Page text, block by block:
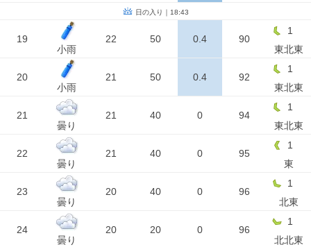
日の入り｜18:43
19
小雨
22 50 0.4 90
1
東北東
20
小雨
21 50 0.4 92
1
東北東
21
曇り
21 40 0 94
1
東北東
22
曇り
21 40 0 95
1
東
23
曇り
20 40 0 96
1
北東
24
曇り
20 20 0 96
1
北北東